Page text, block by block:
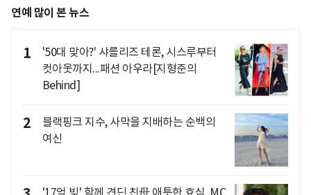
연예 많이 본 뉴스
1
'50대 맞아?' 샤를리즈 테론, 시스루부터
컷아웃까지...패션 아우라[지형준의
Behind]
2
블랙핑크 지수, 사막을 지배하는 순백의
여신